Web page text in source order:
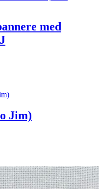
med
Jim)